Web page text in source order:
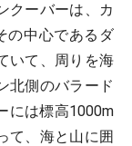
クーバーは、カ
の中心であるダ
いて、周りを海
北側のバラード
には標高1000m
て、海と山に囲